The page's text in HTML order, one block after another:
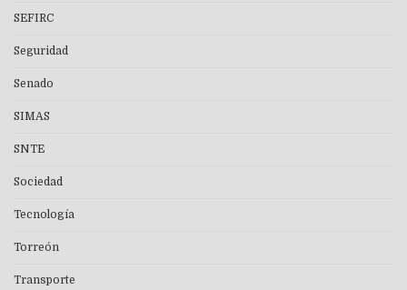
SEFIRC
Seguridad
Senado
SIMAS
SNTE
Sociedad
Tecnología
Torreón
Transporte